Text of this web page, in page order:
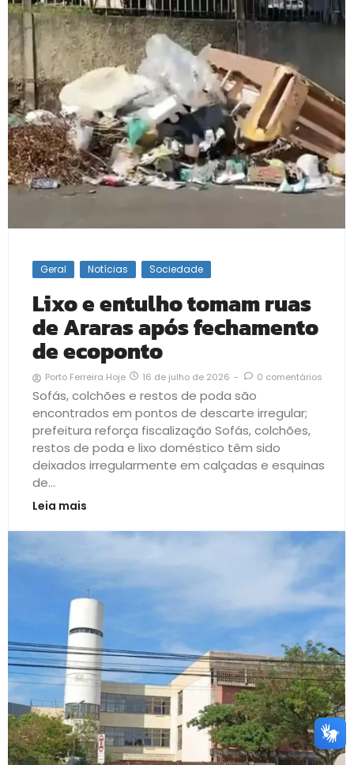
Geral Notícias Sociedade
Lixo e entulho tomam ruas
de Araras após fechamento
de ecoponto
Porto Ferreira Hoje 16 de julho de 2026 - 0 comentários
Sofás, colchões e restos de poda são
encontrados em pontos de descarte irregular;
prefeitura reforça fiscalização Sofás, colchões,
restos de poda e lixo doméstico têm sido
deixados irregularmente em calçadas e esquinas
de...
Leia mais